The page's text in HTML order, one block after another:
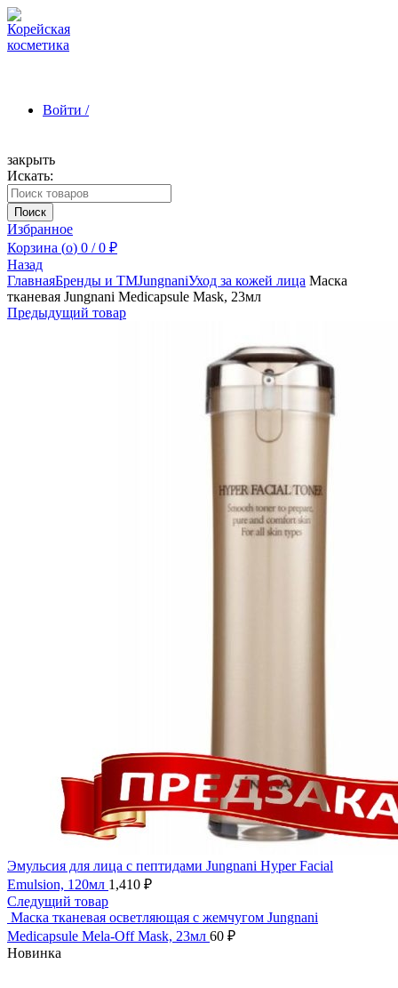
Войти /
Зарегистрироваться
закрыть
Искать:
Поиск
Избранное
Корзина (o) 0 / 0 ₽
Назад
ГлавнаяБренды и ТМJungnaniУход за кожей лица Маска
тканевая Jungnani Medicapsule Mask, 23мл
Предыдущий товар
Эмульсия для лица с пептидами Jungnani Hyper Facial
Emulsion, 120мл 1,410 ₽
Следущий товар
Маска тканевая осветляющая с жемчугом Jungnani
Medicapsule Mela-Off Mask, 23мл 60 ₽
Новинка